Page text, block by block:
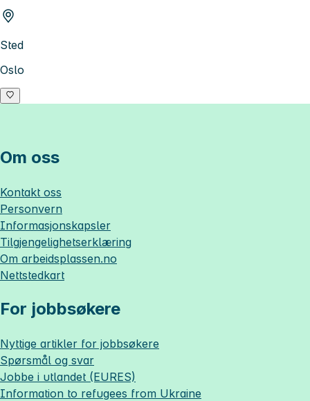
Sted
Oslo
Om oss
Kontakt oss
Personvern
Informasjonskapsler
Tilgjengelighetserklæring
Om arbeidsplassen.no
Nettstedkart
For jobbsøkere
Nyttige artikler for jobbsøkere
Spørsmål og svar
Jobbe i utlandet (EURES)
Information to refugees from Ukraine